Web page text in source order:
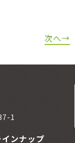
次へ→
1
インナップ